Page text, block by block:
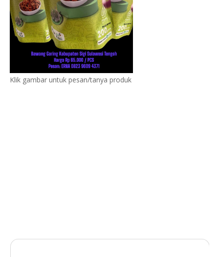
Klik gambar untuk pesan/tanya produk